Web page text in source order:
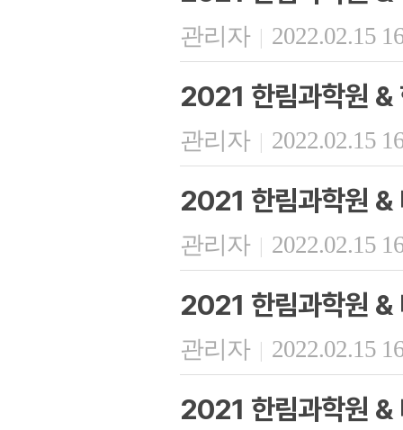
관리자 | 2022.02.15
2021 한림과학원 &
관리자 | 2022.02.15
2021 한림과학원 &
관리자 | 2022.02.15
2021 한림과학원 &
관리자 | 2022.02.15
2021 한림과학원 &